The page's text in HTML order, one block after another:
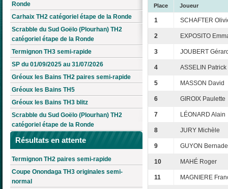
Ronde
Carhaix TH2 catégoriel étape de la Ronde
Scrabble du Sud Goëlo (Plourhan) TH2
catégoriel étape de la Ronde
Termignon TH3 semi-rapide
SP du 01/09/2025 au 31/07/2026
Gréoux les Bains TH2 paires semi-rapide
Gréoux les Bains TH5
Gréoux les Bains TH3 blitz
Scrabble du Sud Goëlo (Plourhan) TH2
catégoriel étape de la Ronde
Résultats en attente
Termignon TH2 paires semi-rapide
Coupe Onondaga TH3 originales semi-
normal
Place Joueur
1 SCHAFTER
2 EXPOSITO
3 JOUBERT
4 ASSELIN Patrick
5 MASSON David
6 GIROIX Paulette
7 LÉONARD Alain
8 JURY Michèle
9 GUYON
10 MAHÉ Roger
11 MAGNIERE